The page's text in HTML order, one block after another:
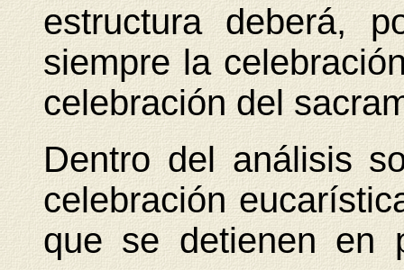
estructura deberá,
siempre la
celebración del
Dentro del análisis
celebración
que se detienen en